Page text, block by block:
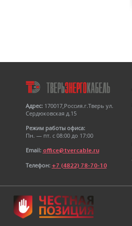
Адрес: 170017,Россия.г.Тверь ул.
Сердюковская д.15
Режим работы офиса:
Пн. — пт. с 08:00 до 17:00
Email: office@tvercable.ru
Телефон: +7 (4822) 78-70-10